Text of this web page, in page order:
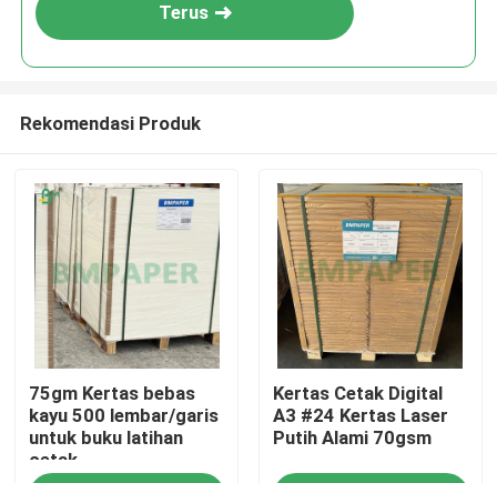
Terus
Rekomendasi Produk
75gm Kertas bebas
kayu 500 lembar/garis
untuk buku latihan
cetak
Kertas Cetak Digital
A3 #24 Kertas Laser
Putih Alami 70gsm